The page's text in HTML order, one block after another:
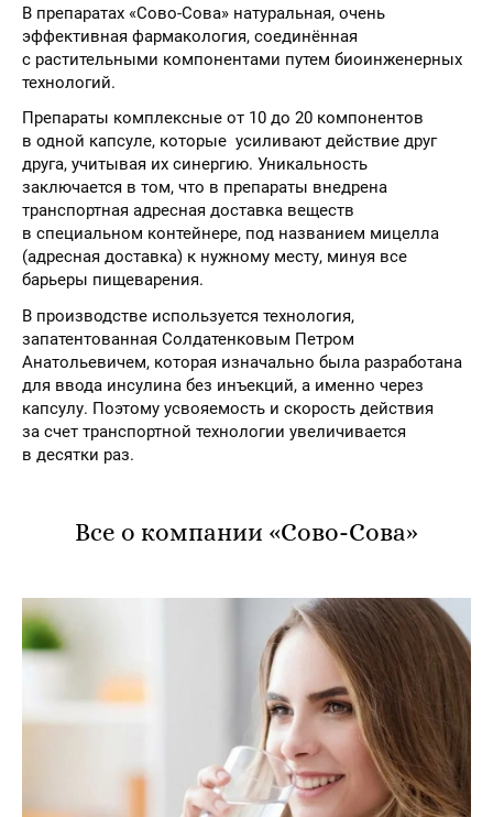
В препаратах «Сово-Сова» натуральная, очень
эффективная фармакология, соединённая
с растительными компонентами путем биоинженерных
технологий.
Препараты комплексные от 10 до 20 компонентов
в одной капсуле, которые усиливают действие друг
друга, учитывая их синергию. Уникальность
заключается в том, что в препараты внедрена
транспортная адресная доставка веществ
в специальном контейнере, под названием мицелла
(адресная доставка) к нужному месту, минуя все
барьеры пищеварения.
В производстве используется технология,
запатентованная Солдатенковым Петром
Анатольевичем, которая изначально была разработана
для ввода инсулина без инъекций, а именно через
капсулу. Поэтому усвояемость и скорость действия
за счет транспортной технологии увеличивается
в десятки раз.
Все о компании «Сово-Сова»